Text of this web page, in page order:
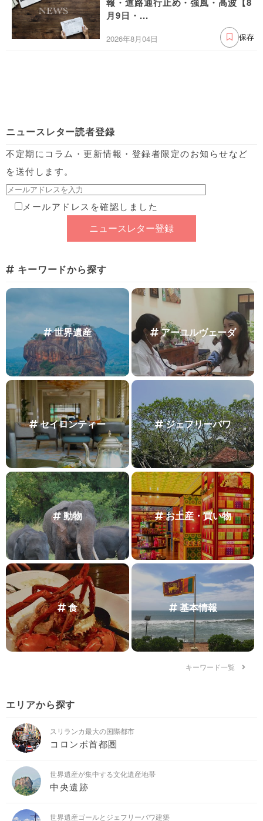
月9日・...
2026年8月04日 保存
ニュースレター読者登録
不定期にコラム・更新情報・登録者限定のお知らせなど
を送付します。
メールアドレスを確認しました
キーワードから探す
世界遺産 アーユルヴェーダ
セイロンティー ジェフリーバワ
動物 お土産・買い物
食 基本情報
キーワード一覧
エリアから探す
スリランカ最大の国際都市
コロンボ首都圏
世界遺産が集中する文化遺産地帯
中央遺跡
世界遺産ゴールとジェフリーバワ建築